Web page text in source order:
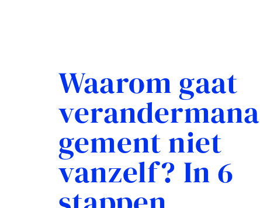
Waarom gaat
verandermana
gement niet
vanzelf? In 6